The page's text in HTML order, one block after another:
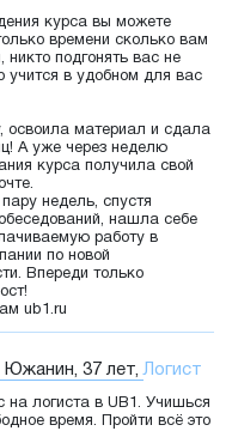
курса вы можете
времени сколько вам
никто подгонять вас не
учится в удобном для вас
освоила материал и сдала
А уже через неделю
курса получила свой
недель, спустя
нашла себе
работу в
по новой
Впереди только
ub1.ru
Южанин, 37 лет,Логист
на логиста в UB1. Учишься
время. Пройти всё это